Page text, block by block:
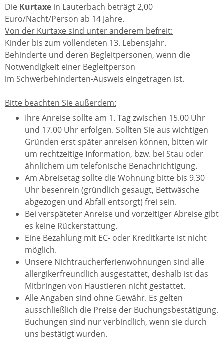
Die Kurtaxe in Lauterbach beträgt 2,00
Euro/Nacht/Person ab 14 Jahre.
Von der Kurtaxe sind unter anderem befreit:
Kinder bis zum vollendeten 13. Lebensjahr.
Behinderte und deren Begleitpersonen, wenn die
Notwendigkeit einer Begleitperson
im Schwerbehinderten-Ausweis eingetragen ist.
Bitte beachten Sie außerdem:
Ihre Anreise sollte am 1. Tag zwischen 15.00 Uhr
und 17.00 Uhr erfolgen. Sollten Sie aus wichtigen
Gründen erst später anreisen können, bitten wir
um rechtzeitige Information, bzw. bei Stau oder
ähnlichem um telefonische Benachrichtigung.
Am Abreisetag sollte die Wohnung bitte bis 9.30
Uhr besenrein (gründlich gesaugt, Bettwäsche
abgezogen und Abfall entsorgt) frei sein.
Bei verspäteter Anreise und vorzeitiger Abreise gibt
es keine Rückerstattung.
Eine Bezahlung mit EC- oder Kreditkarte ist nicht
möglich.
Unsere Nichtraucherferienwohnungen sind alle
allergikerfreundlich ausgestattet, deshalb ist das
Mitbringen von Haustieren nicht gestattet.
Alle Angaben sind ohne Gewähr. Es gelten
ausschließlich die Preise der Buchungsbestätigung.
Buchungen sind nur verbindlich, wenn sie durch
uns bestätigt wurden.